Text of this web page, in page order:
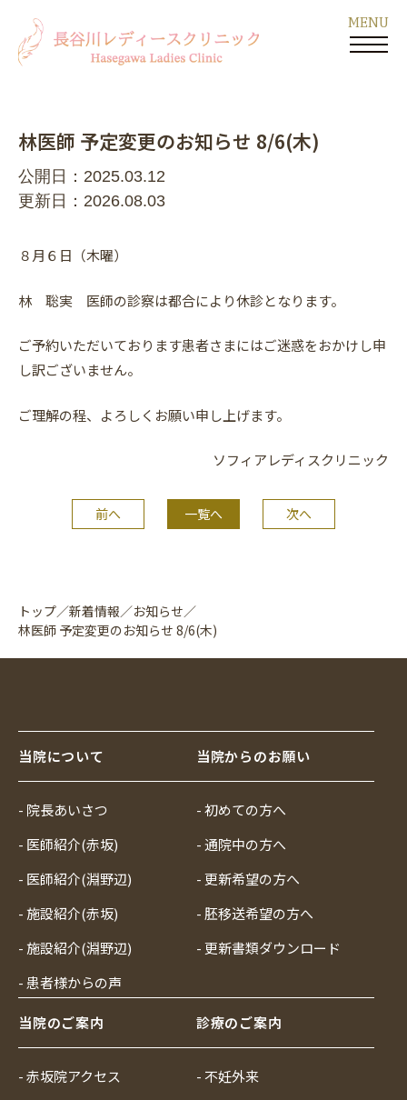
林医師 予定変更のお知らせ 8/6(木)
公開日：2025.03.12
更新日：2026.08.03
８月６日（木曜）
林 聡実 医師の診察は都合により休診となります。
ご予約いただいております患者さまにはご迷惑をおかけし申
し訳ございません。
ご理解の程、よろしくお願い申し上げます。
ソフィアレディスクリニック
前へ 一覧へ 次へ
トップ／新着情報／お知らせ／
林医師 予定変更のお知らせ 8/6(木)
当院について
- 院長あいさつ
- 医師紹介(赤坂)
- 医師紹介(淵野辺)
- 施設紹介(赤坂)
- 施設紹介(淵野辺)
- 患者様からの声
当院からのお願い
- 初めての方へ
- 通院中の方へ
- 更新希望の方へ
- 胚移送希望の方へ
- 更新書類ダウンロード
当院のご案内
- 赤坂院アクセス
診療のご案内
- 不妊外来